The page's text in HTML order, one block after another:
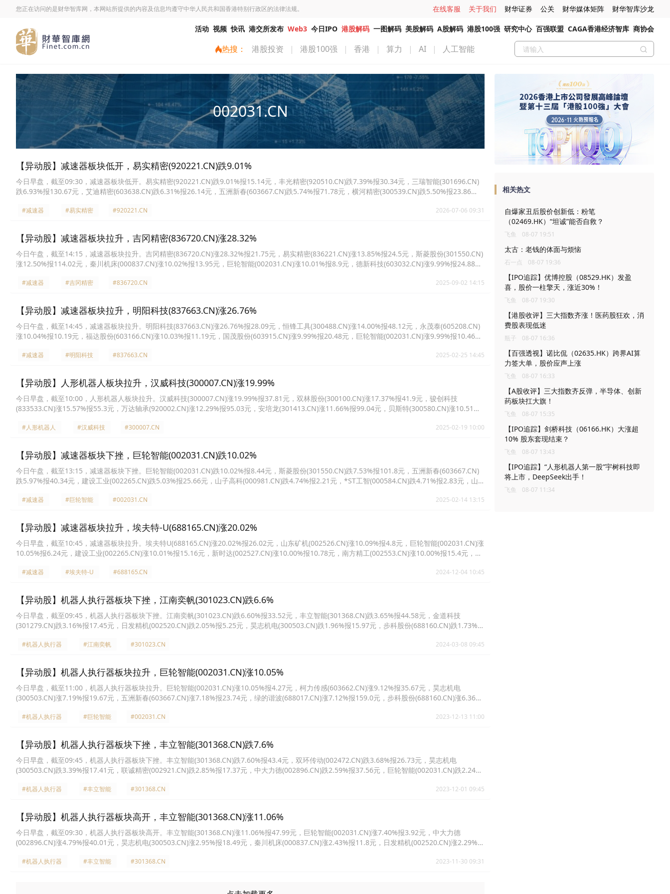
您正在访问的是财华智库网，本网站所提供的内容及信息均遵守中华人民共和国香港特别行政区的法律法规。 在线客服 关于我们 财华证券 公关 财华媒体矩阵 财华智库沙龙
活动 视频 快讯 港交所发布 Web3 今日IPO 港股解码 一图解码 美股解码 A股解码 港股100强 研究中心 百强联盟 CAGA香港经济智库 商协会
热搜： 港股投资 | 港股100强 | 香港 | 算力 | AI | 人工智能
002031.CN
【异动股】减速器板块低开，易实精密(920221.CN)跌9.01%
今日早盘，截至09:30，减速器板块低开。易实精密(920221.CN)跌9.01%报15.14元，丰光精密(920510.CN)跌7.39%报30.34元，三瑞智能(301696.CN)
跌6.93%报130.67元，艾迪精密(603638.CN)跌6.31%报26.14元，五洲新春(603667.CN)跌5.74%报71.78元，横河精密(300539.CN)跌5.50%报23.86
#减速器 #易实精密 #920221.CN 2026-07-06 09:31
【异动股】减速器板块拉升，吉冈精密(836720.CN)涨28.32%
今日午盘，截至14:15，减速器板块拉升。吉冈精密(836720.CN)涨28.32%报21.75元，易实精密(836221.CN)涨13.85%报24.5元，斯菱股份(301550.CN)
涨12.50%报114.02元，秦川机床(000837.CN)涨10.02%报13.95元，巨轮智能(002031.CN)涨10.01%报8.9元，德新科技(603032.CN)涨9.99%报24.88
#减速器 #吉冈精密 #836720.CN 2025-09-02 14:15
【异动股】减速器板块拉升，明阳科技(837663.CN)涨26.76%
今日午盘，截至14:45，减速器板块拉升。明阳科技(837663.CN)涨26.76%报28.09元，恒锋工具(300488.CN)涨14.00%报48.12元，永茂泰(605208.CN)
涨10.04%报10.19元，福达股份(603166.CN)涨10.03%报11.19元，国茂股份(603915.CN)涨9.99%报20.48元，巨轮智能(002031.CN)涨9.99%报10.46
#减速器 #明阳科技 #837663.CN 2025-02-25 14:45
【异动股】人形机器人板块拉升，汉威科技(300007.CN)涨19.99%
今日早盘，截至10:00，人形机器人板块拉升。汉威科技(300007.CN)涨19.99%报37.81元，双林股份(300100.CN)涨17.37%报41.9元，骏创科技
(833533.CN)涨15.57%报55.3元，万达轴承(920002.CN)涨12.29%报95.03元，安培龙(301413.CN)涨11.66%报99.04元，贝斯特(300580.CN)涨10.51%
#人形机器人 #汉威科技 #300007.CN 2025-02-19 10:00
【异动股】减速器板块下挫，巨轮智能(002031.CN)跌10.02%
今日午盘，截至13:15，减速器板块下挫。巨轮智能(002031.CN)跌10.02%报8.44元，斯菱股份(301550.CN)跌7.53%报101.8元，五洲新春(603667.CN)
跌5.97%报40.34元，建设工业(002265.CN)跌5.03%报25.66元，山子高科(000981.CN)跌4.74%报2.21元，*ST工智(000584.CN)跌4.71%报2.83元，山
#减速器 #巨轮智能 #002031.CN 2025-02-14 13:15
【异动股】减速器板块拉升，埃夫特-U(688165.CN)涨20.02%
今日早盘，截至10:45，减速器板块拉升。埃夫特U(688165.CN)涨20.02%报26.02元，山东矿机(002526.CN)涨10.09%报4.8元，巨轮智能(002031.CN)涨
10.05%报6.24元，建设工业(002265.CN)涨10.01%报15.16元，新时达(002527.CN)涨10.00%报10.78元，南方精工(002553.CN)涨10.00%报15.4元，五
#减速器 #埃夫特-U #688165.CN 2024-12-04 10:45
【异动股】机器人执行器板块下挫，江南奕帆(301023.CN)跌6.6%
今日早盘，截至09:45，机器人执行器板块下挫。江南奕帆(301023.CN)跌6.60%报33.52元，丰立智能(301368.CN)跌3.65%报44.58元，金道科技
(301279.CN)跌3.16%报17.45元，日发精机(002520.CN)跌2.05%报5.25元，昊志机电(300503.CN)跌1.96%报15.97元，步科股份(688160.CN)跌1.73%报
#机器人执行器 #江南奕帆 #301023.CN 2024-03-08 09:45
【异动股】机器人执行器板块拉升，巨轮智能(002031.CN)涨10.05%
今日早盘，截至11:00，机器人执行器板块拉升。巨轮智能(002031.CN)涨10.05%报4.27元，柯力传感(603662.CN)涨9.12%报35.67元，昊志机电
(300503.CN)涨7.19%报19.67元，五洲新春(603667.CN)涨7.18%报23.74元，绿的谐波(688017.CN)涨7.12%报159.0元，步科股份(688160.CN)涨6.36%
#机器人执行器 #巨轮智能 #002031.CN 2023-12-13 11:00
【异动股】机器人执行器板块下挫，丰立智能(301368.CN)跌7.6%
今日早盘，截至09:45，机器人执行器板块下挫。丰立智能(301368.CN)跌7.60%报43.4元，双环传动(002472.CN)跌3.68%报26.73元，昊志机电
(300503.CN)跌3.39%报17.41元，联诚精密(002921.CN)跌2.85%报17.37元，中大力德(002896.CN)跌2.59%报37.56元，巨轮智能(002031.CN)跌2.24%
#机器人执行器 #丰立智能 #301368.CN 2023-12-01 09:45
【异动股】机器人执行器板块高开，丰立智能(301368.CN)涨11.06%
今日早盘，截至09:30，机器人执行器板块高开。丰立智能(301368.CN)涨11.06%报47.99元，巨轮智能(002031.CN)涨7.40%报3.92元，中大力德
(002896.CN)涨4.79%报40.01元，昊志机电(300503.CN)涨2.95%报18.49元，秦川机床(000837.CN)涨2.43%报11.8元，日发精机(002520.CN)涨2.29%报
#机器人执行器 #丰立智能 #301368.CN 2023-11-30 09:31
相关热文
自爆家丑后股价创新低：粉笔
（02469.HK）“坦诚”能否自救？
飞鱼 08-07 19:51
太古：老钱的体面与烦恼
石一点 08-07 19:36
【IPO追踪】优博控股（08529.HK）发盈
喜，股价一柱擎天，涨近30%！
飞鱼 08-07 19:30
【港股收评】三大指数齐涨！医药股狂欢，消
费股表现低迷
瓶子 08-07 16:36
【百强透视】诺比侃（02635.HK）跨界AI算
力签大单，股价应声上涨
飞鱼 08-07 16:33
【A股收评】三大指数齐反弹，半导体、创新
药板块扛大旗！
飞鱼 08-07 15:35
【IPO追踪】剑桥科技（06166.HK）大涨超
10% 股东套现结束？
飞鱼 08-07 13:43
【IPO追踪】“人形机器人第一股”宇树科技即
将上市，DeepSeek出手！
飞鱼 08-07 11:34